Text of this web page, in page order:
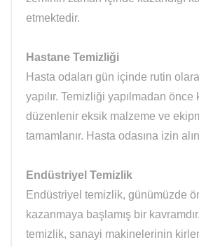
etmektedir.
Hastane Temizliği
Hasta odaları gün içinde rutin
yapılır. Temizliği yapılmadan önce
düzenlenir eksik malzeme ve
tamamlanır. Hasta odasına izin
Endüstriyel Temizlik
Endüstriyel temizlik, günümüzde
kazanmaya başlamış bir
temizlik, sanayi makinelerinin